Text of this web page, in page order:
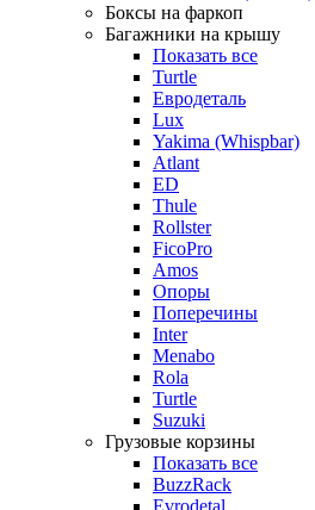
Боксы на фаркоп
Багажники на крышу
Показать все
Turtle
Евродеталь
Lux
Yakima (Whispbar)
Atlant
ED
Thule
Rollster
FicoPro
Amos
Опоры
Поперечины
Inter
Menabo
Rola
Turtle
Suzuki
Грузовые корзины
Показать все
BuzzRack
Evrodetal